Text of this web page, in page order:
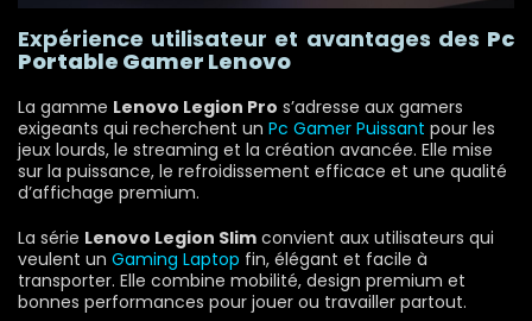
Expérience utilisateur et avantages des Pc
Portable Gamer Lenovo
La gamme Lenovo Legion Pro s’adresse aux gamers
exigeants qui recherchent un Pc Gamer Puissant pour les
jeux lourds, le streaming et la création avancée. Elle mise
sur la puissance, le refroidissement efficace et une qualité
d’affichage premium.
La série Lenovo Legion Slim convient aux utilisateurs qui
veulent un Gaming Laptop fin, élégant et facile à
transporter. Elle combine mobilité, design premium et
bonnes performances pour jouer ou travailler partout.